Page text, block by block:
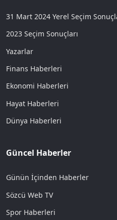
31 Mart 2024 Yerel Seçim
2023 Seçim Sonuçları
Yazarlar
Finans Haberleri
Ekonomi Haberleri
Hayat Haberleri
Dünya Haberleri
Güncel Haberler
Günün İçinden Haberler
Sözcü Web TV
Spor Haberleri